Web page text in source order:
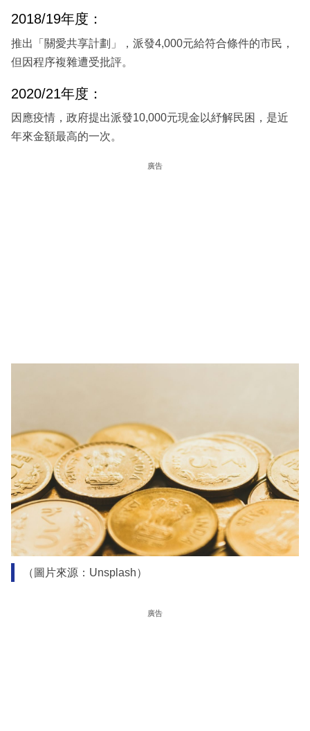
2018/19年度：
推出「關愛共享計劃」，派發4,000元給符合條件的市民，
但因程序複雜遭受批評。
2020/21年度：
因應疫情，政府提出派發10,000元現金以紓解民困，是近
年來金額最高的一次。
廣告
（圖片來源：Unsplash）
廣告